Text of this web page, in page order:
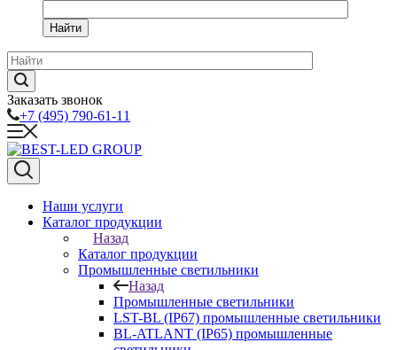
Найти
Заказать звонок
+7 (495) 790-61-11
Наши услуги
Каталог продукции
Назад
Каталог продукции
Промышленные светильники
Назад
Промышленные светильники
LST-BL (IP67) промышленные светильники
BL-ATLANT (IP65) промышленные